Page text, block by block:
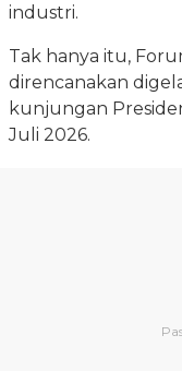
industri.
Tak hanya itu,
direncanakan
kunjungan
Juli 2026.